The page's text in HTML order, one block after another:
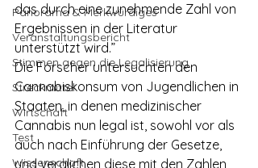
Panorama & Merkwürdiges
Veranstaltungsbericht
Stimmen gegen die Legalisierung
Streckmittel
Wirtschaft
Test
Wissenschaft
das durch eine zunehmende Zahl von
Ergebnissen in der Literatur
unterstützt wird.”
Die Forscher untersuchten den
Cannabiskonsum von Jugendlichen in
Staaten, in denen medizinischer
Cannabis nun legal ist, sowohl vor als
auch nach Einführung der Gesetze,
und verglichen diese mit den Zahlen